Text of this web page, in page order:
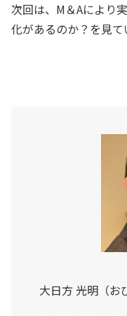
次回は、M＆Aにより
化があるのか？を見て
大日方 光明（